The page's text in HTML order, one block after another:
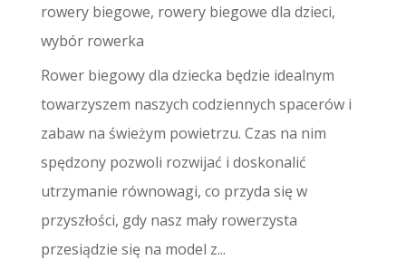
rowery biegowe, rowery biegowe dla dzieci,
wybór rowerka
Rower biegowy dla dziecka będzie idealnym
towarzyszem naszych codziennych spacerów i
zabaw na świeżym powietrzu. Czas na nim
spędzony pozwoli rozwijać i doskonalić
utrzymanie równowagi, co przyda się w
przyszłości, gdy nasz mały rowerzysta
przesiądzie się na model z...